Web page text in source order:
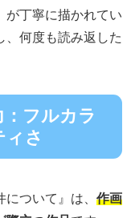
が丁寧に描かれてい
、何度も読み返した
フルカラ
ィさ
ついて』は、 作画